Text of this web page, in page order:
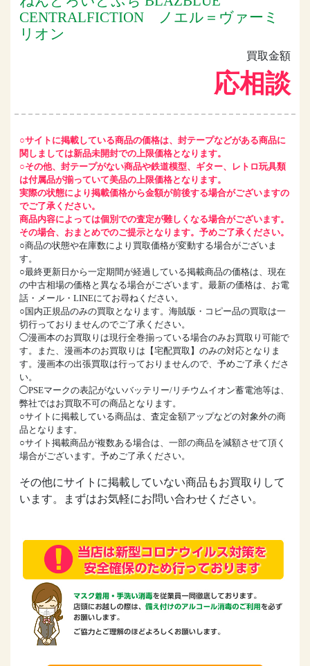
CENTRALFICTION ノエル＝ヴァーミ
リオン
買取金額
応相談
○サイトに掲載している商品の価格は、封テープなどがある商品に
関しましては新品未開封での上限価格となります。
○その他、封テープがない商品や鉄道模型、ギター、レトロ玩具類
は付属品が揃っていて美品の上限価格となります。
実際の状態により掲載価格から金額が前後する場合がございますの
でご了承ください。
商品内容によっては個別での査定が難しくなる場合がございます。
その場合、おまとめでのご提示となります。予めご了承ください。
○商品の状態や在庫数により買取価格が変動する場合がございま
す。
○最終更新日から一定期間が経過している掲載商品の価格は、現在
の中古相場の価格と異なる場合がございます。最新の価格は、お電
話・メール・LINEにてお尋ねください。
○国内正規品のみの買取となります。海賊版・コピー品の買取は一
切行っておりませんのでご了承ください。
◯漫画本のお買取りは現行全巻揃っている場合のみお買取り可能で
す。また、漫画本のお買取りは【宅配買取】のみの対応となりま
す。漫画本の出張買取は行っておりませんので、予めご了承くださ
い。
◯PSEマークの表記がないバッテリー/リチウムイオン蓄電池等は、
弊社ではお買取不可の商品となります。
○サイトに掲載している商品は、査定金額アップなどの対象外の商
品となります。
○サイト掲載商品が複数ある場合は、一部の商品を減額させて頂く
場合がございます。予めご了承ください。
その他にサイトに掲載していない商品もお買取りして
います。まずはお気軽にお問い合わせください。